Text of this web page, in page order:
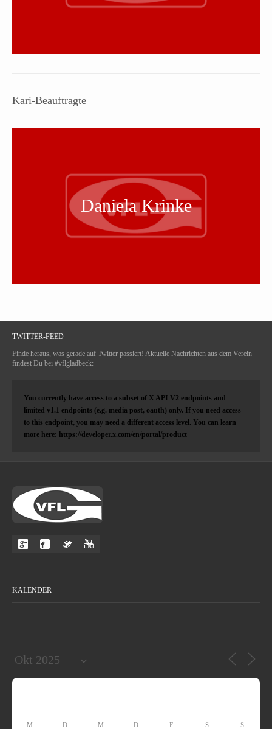
Kari-Beauftragte
Daniela Krinke
Daniela Krinke
Eine Kurzbeschreibung folgt…
Mehr erfahen
TWITTER-FEED
Finde heraus, was gerade auf Twitter passiert! Aktuelle Nachrichten aus dem Verein
findest Du bei #vflgladbeck:
You currently have access to a subset of X API V2 endpoints and
limited v1.1 endpoints (e.g. media post, oauth) only. If you need access
to this endpoint, you may need a different access level. You can learn
more here: https://developer.x.com/en/portal/product
KALENDER
M D M D F S S